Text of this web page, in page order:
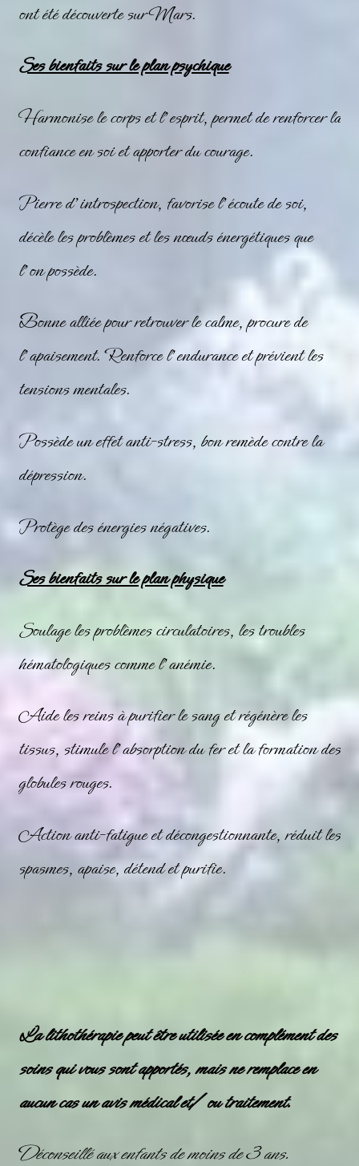
ont été découverte sur Mars.
Ses bienfaits sur le plan psychique
Harmonise le corps et l’esprit, permet de renforcer la
confiance en soi et apporter du courage.
Pierre d’introspection, favorise l’écoute de soi,
décèle les problèmes et les nœuds énergétiques que
l’on possède.
Bonne alliée pour retrouver le calme, procure de
l’apaisement. Renforce l’endurance et prévient les
tensions mentales.
Possède un effet anti-stress, bon remède contre la
dépression.
Protège des énergies négatives.
Ses bienfaits sur le plan physique
Soulage les problèmes circulatoires, les troubles
hématologiques comme l’anémie.
Aide les reins à purifier le sang et régénère les
tissus, stimule l’absorption du fer et la formation des
globules rouges.
Action anti-fatigue et décongestionnante, réduit les
spasmes, apaise, détend et purifie.
La lithothérapie peut être utilisée en complément des
soins qui vous sont apportés, mais ne remplace en
aucun cas un avis médical et/ ou traitement.
Déconseillé aux enfants de moins de 3 ans.